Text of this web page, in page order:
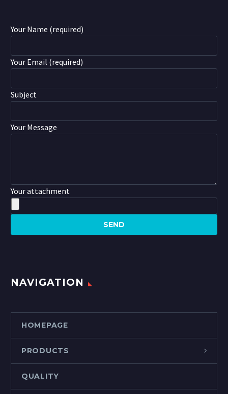
Your Name (required)
Your Email (required)
Subject
Your Message
Your attachment
NAVIGATION
HOMEPAGE
PRODUCTS
QUALITY